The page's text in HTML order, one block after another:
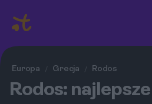
Europa / Grecja / Rodos
Rodos: